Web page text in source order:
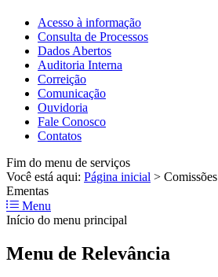
Acesso à informação
Consulta de Processos
Dados Abertos
Auditoria Interna
Correição
Comunicação
Ouvidoria
Fale Conosco
Contatos
Fim do menu de serviços
Você está aqui: Página inicial > Comissões
Ementas
Menu
Início do menu principal
Menu de Relevância